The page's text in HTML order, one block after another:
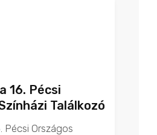
16. Pécsi
Találkozó
Pécsi Országos